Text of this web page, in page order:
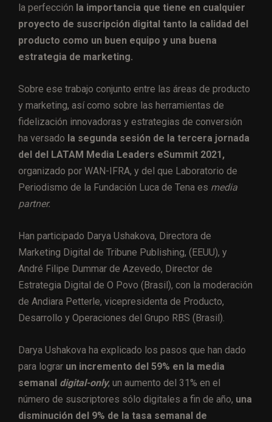
la perfección la importancia que tiene en cualquier
proyecto de suscripción digital tanto la calidad del
producto como un buen equipo y una buena
estrategia de marketing.
Sobre ese trabajo conjunto entre las áreas de producto
y marketing, así como sobre las herramientas de
fidelización innovadoras y estrategias de conversión
ha versado la segunda sesión de la tercera jornada
del del LATAM Media Leaders eSummit 2021,
organizado por WAN-IFRA, y del que Laboratorio de
Periodismo de la Fundación Luca de Tena es media
partner.
Han participado Darya Ushakova, Directora de
Marketing Digital de Tribune Publishing, (EEUU), y
André Filipe Dummar de Azevedo, Director de
Estrategia Digital de O Povo (Brasil), con la moderación
de Andiara Petterle, vicepresidenta de Producto,
Desarrollo y Operaciones del Grupo RBS (Brasil).
Darya Ushakova ha explicado los pasos que han dado
para lograr un incremento del 59% en la media
semanal digital-only; un aumento del 31% en el
número de suscriptores sólo digitales a fin de año, una
disminución del 9% de la tasa semanal de